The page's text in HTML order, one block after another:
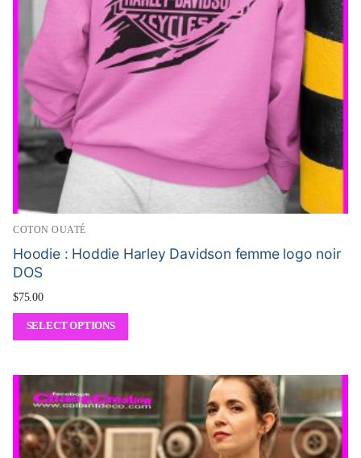
COTON OUATÉ
Hoodie : Hoddie Harley Davidson femme logo noir
DOS
$75.00
SELECT OPTIONS